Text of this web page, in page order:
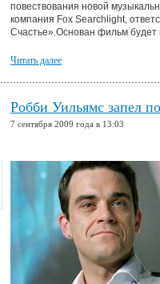
повествования новой
компания Fox Searchlight,
Счастье».Основан фильм будет
Читать далее
Робби Уильямс запел
7 сентября 2009 года в 13:03